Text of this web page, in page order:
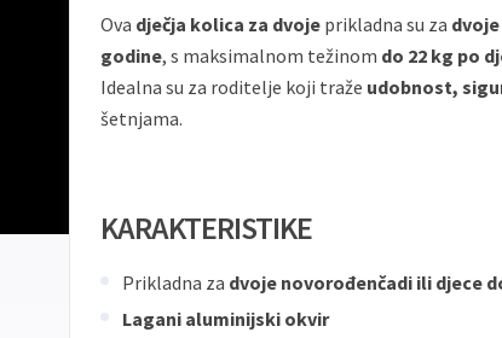
Ova dječja kolica za dvoje prikladna su za
godine, s maksimalnom težinom do 22 kg po
Idealna su za roditelje koji traže udobnost,
šetnjama.
KARAKTERISTIKE
Prikladna za dvoje novorođenčadi ili djece
Lagani aluminijski okvir